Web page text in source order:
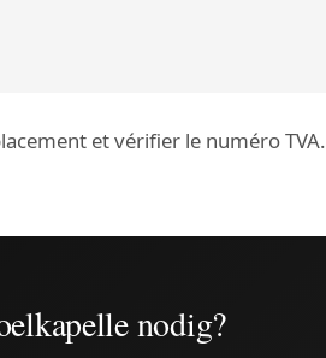
et vérifier le numéro TVA.
nodig?